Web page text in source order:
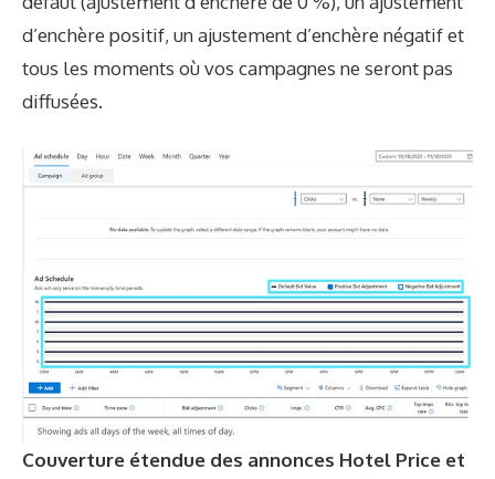
d’enchère positif, un ajustement d’enchère négatif et
tous les moments où vos campagnes ne seront pas
diffusées.
Couverture étendue des annonces Hotel Price et